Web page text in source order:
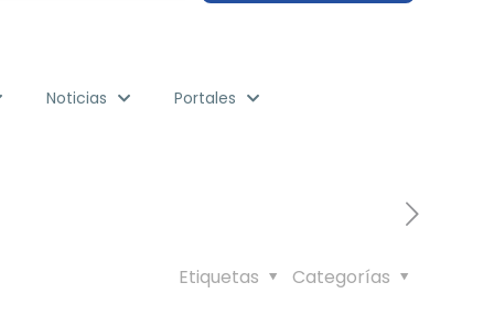
Noticias
Portales
Categorías
Etiquetas